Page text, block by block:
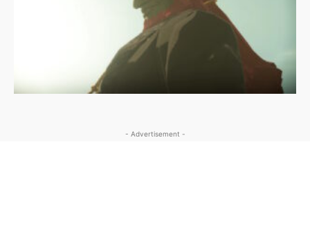
- Advertisement -